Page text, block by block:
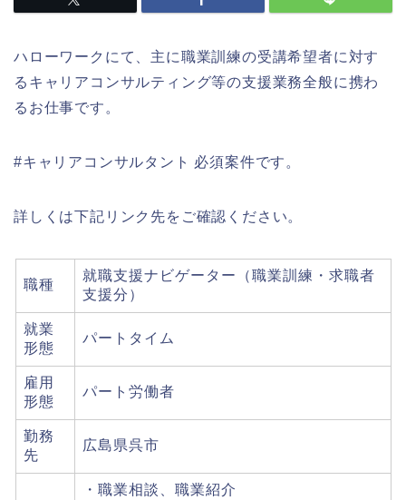
ハローワークにて、主に職業訓練の受講希望者に対す
るキャリアコンサルティング等の支援業務全般に携わ
るお仕事です。
#キャリアコンサルタント 必須案件です。
詳しくは下記リンク先をご確認ください。
職種
就職支援ナビゲーター（職業訓練・求職者
支援分）
就業
形態
パートタイム
雇用
形態
パート労働者
勤務
先
広島県呉市
・職業相談、職業紹介